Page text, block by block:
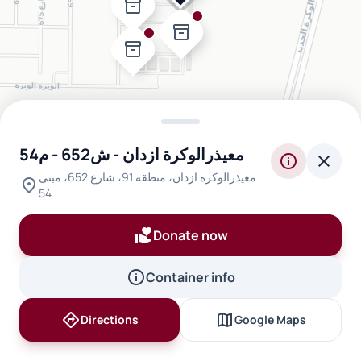
inventory_2
inventory_2
inventory_2
معيذرالوكرة ازدان - ش652 - م54
location_on معيذرالوكرة ازدان، منطقة 91، شارع 652، مبنى
54
info close
volunteer_activismDonate now
infoContainer info
directionsDirections mapGoogle Maps